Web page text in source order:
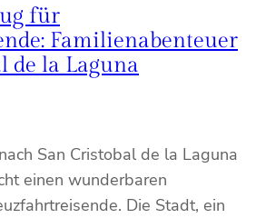
für
Familienabenteuer
de la Laguna
San Cristobal de la Laguna
einen wunderbaren
Die Stadt, ein